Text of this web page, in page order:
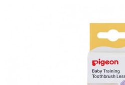
※ 交易是否成功請以「AFTEE先享後付
是否繳費成功／繳費後需取消欲退款等相
https://
１．透過由恩沛科技股份有限公司提供之
易，需依本服務之必要範圍內提供個人資
每筆NT$60，滿NT$590(含以上)免運
每筆NT$100，滿NT$590(含以上)免